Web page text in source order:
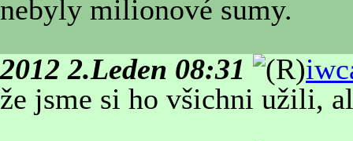
nebyly milionové sumy.
2012 2.Leden 08:31
že jsme si ho všichni užili,